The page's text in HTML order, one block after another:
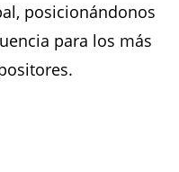
posicionándonos
para los más